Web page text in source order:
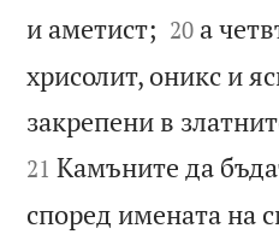
и аметист; 

20 а
хрисолит, оникс и
закрепени в
21 Камъните да
според имената на